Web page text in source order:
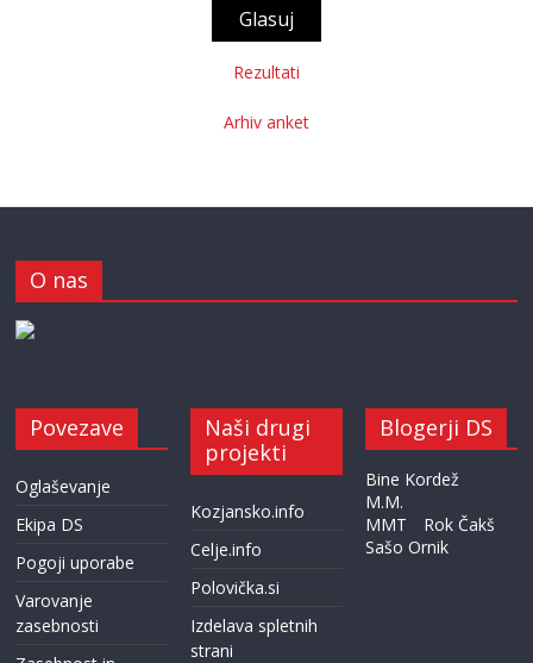
Rezultati
Arhiv anket
O nas
Povezave
Oglaševanje
Ekipa DS
Pogoji uporabe
Varovanje
zasebnosti
Naši drugi
projekti
Kozjansko.info
Celje.info
Polovička.si
Izdelava spletnih
strani
Blogerji DS
Bine Kordež
M.M.
MMT
Rok Čakš
Sašo Ornik